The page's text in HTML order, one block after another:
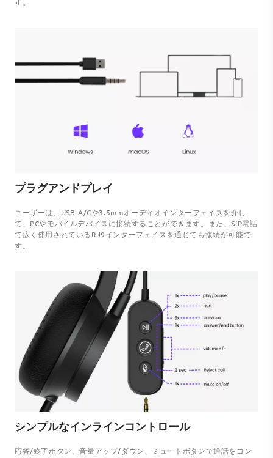
プラグアンドプレイ
ユーザーは、USB-A/Cや3.5mmオーディオインターフェイスを介し
て、PCやモバイルデバイスに接続することができます。また、SIP電話
で広く使用されているRJ9インターフェイスを通じても接続が可能で
す。
シンプルなインラインコントロール
応答/終了ボタン、音量アップ/ダウン、ミュートボタンで通話をコン